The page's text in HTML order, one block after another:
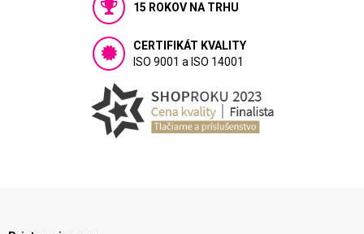
15 ROKOV NA TRHU
CERTIFIKÁT KVALITY
ISO 9001 a ISO 14001